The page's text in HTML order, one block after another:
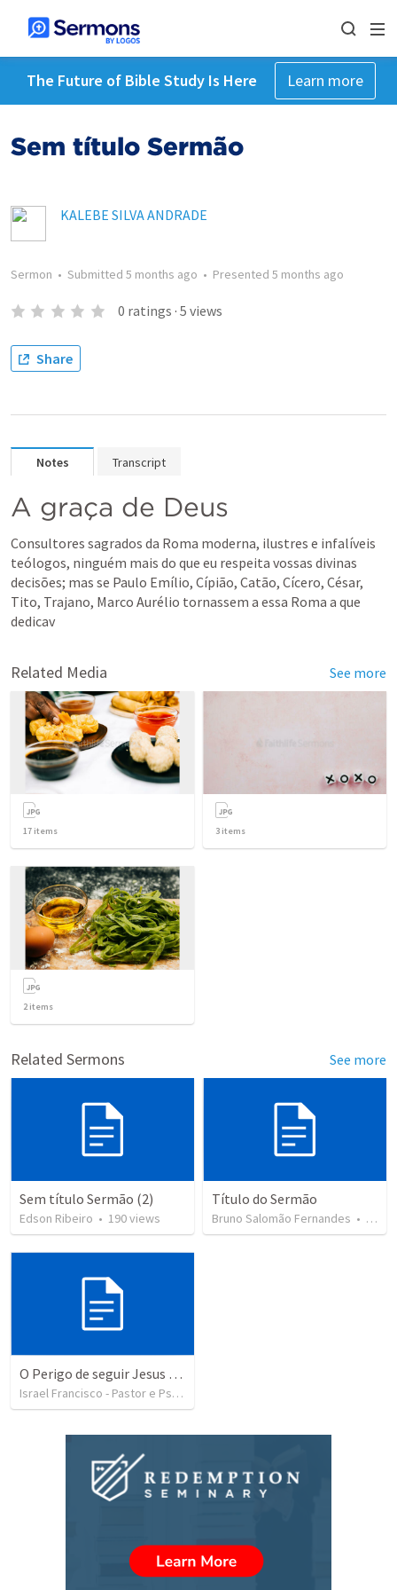
The Future of Bible Study Is Here Learn more
Sem título Sermão
KALEBE SILVA ANDRADE
Sermon • Submitted 5 months ago • Presented 5 months ago
0 ratings · 5 views
Share
Notes Transcript
A graça de Deus
Consultores sagrados da Roma moderna, ilustres e infalíveis
teólogos, ninguém mais do que eu respeita vossas divinas
decisões; mas se Paulo Emílio, Cípião, Catão, Cícero, César,
Tito, Trajano, Marco Aurélio tornassem a essa Roma a que
dedicav
Related Media See more
17 items 3 items
2items
Related Sermons See more
Sem título Sermão (2)
Edson Ribeiro • 190views
Título do Sermão
Bruno Salomão Fernandes • 83
O Perigo de seguir Jesus com uma visão distorcida
Israel Francisco - Pastor e Psicólogo